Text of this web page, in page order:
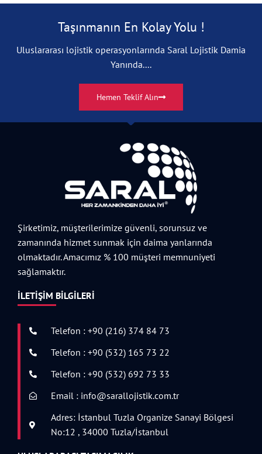
Taşınmanın En Kolay Yolu !
Uluslararası lojistik operasyonlarında Saral Lojistik Damia
Yanında....
Hemen Teklif Alın
Şirketimiz, müşterilerimize güvenli, sorunsuz ve
zamanında hizmet sunmak için daima yanlarında
olmaktadır. Amacımız % 100 müşteri memnuniyeti
sağlamaktır.
İLETIŞIM BILGILERI
Telefon : +90 (216) 374 84 73
Telefon : +90 (532) 165 73 22
Telefon : +90 (532) 692 73 33
Email : info@sarallojistik.com.tr
Adres: İstanbul Tuzla Organize Sanayi Bölgesi
No:12 , 34000 Tuzla/İstanbul